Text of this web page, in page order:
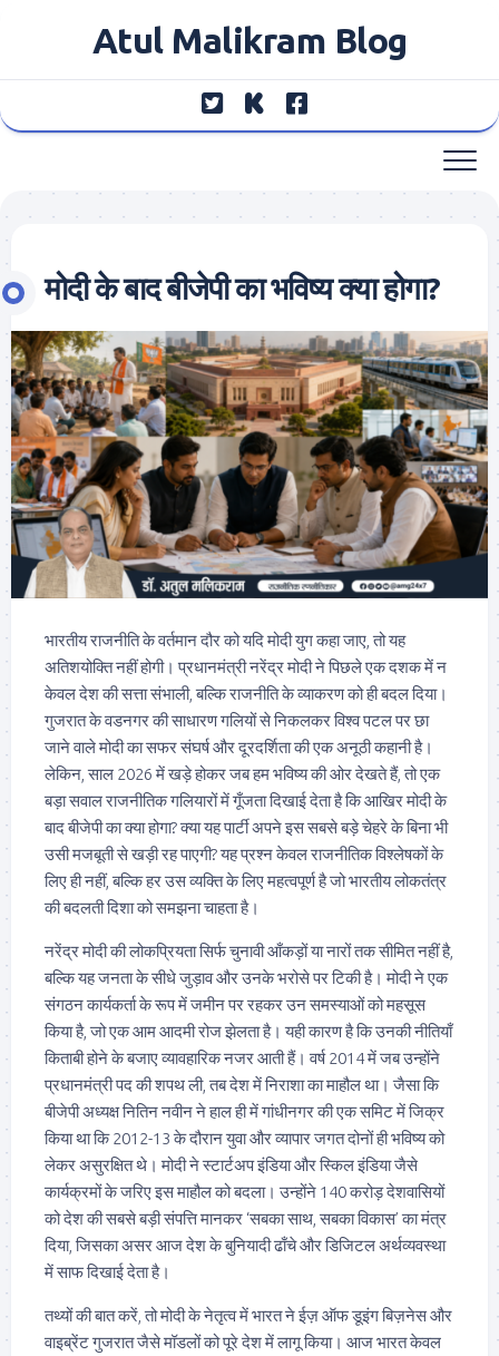
Atul Malikram Blog
मोदी के बाद बीजेपी का भविष्य क्या होगा?
भारतीय राजनीति के वर्तमान दौर को यदि मोदी युग कहा जाए, तो यह
अतिशयोक्ति नहीं होगी। प्रधानमंत्री नरेंद्र मोदी ने पिछले एक दशक में न
केवल देश की सत्ता संभाली, बल्कि राजनीति के व्याकरण को ही बदल दिया।
गुजरात के वडनगर की साधारण गलियों से निकलकर विश्व पटल पर छा
जाने वाले मोदी का सफर संघर्ष और दूरदर्शिता की एक अनूठी कहानी है।
लेकिन, साल 2026 में खड़े होकर जब हम भविष्य की ओर देखते हैं, तो एक
बड़ा सवाल राजनीतिक गलियारों में गूँजता दिखाई देता है कि आखिर मोदी के
बाद बीजेपी का क्या होगा? क्या यह पार्टी अपने इस सबसे बड़े चेहरे के बिना भी
उसी मजबूती से खड़ी रह पाएगी? यह प्रश्न केवल राजनीतिक विश्लेषकों के
लिए ही नहीं, बल्कि हर उस व्यक्ति के लिए महत्वपूर्ण है जो भारतीय लोकतंत्र
की बदलती दिशा को समझना चाहता है।
नरेंद्र मोदी की लोकप्रियता सिर्फ चुनावी आँकड़ों या नारों तक सीमित नहीं है,
बल्कि यह जनता के सीधे जुड़ाव और उनके भरोसे पर टिकी है। मोदी ने एक
संगठन कार्यकर्ता के रूप में जमीन पर रहकर उन समस्याओं को महसूस
किया है, जो एक आम आदमी रोज झेलता है। यही कारण है कि उनकी नीतियाँ
किताबी होने के बजाए व्यावहारिक नजर आती हैं। वर्ष 2014 में जब उन्होंने
प्रधानमंत्री पद की शपथ ली, तब देश में निराशा का माहौल था। जैसा कि
बीजेपी अध्यक्ष नितिन नवीन ने हाल ही में गांधीनगर की एक समिट में जिक्र
किया था कि 2012-13 के दौरान युवा और व्यापार जगत दोनों ही भविष्य को
लेकर असुरक्षित थे। मोदी ने स्टार्टअप इंडिया और स्किल इंडिया जैसे
कार्यक्रमों के जरिए इस माहौल को बदला। उन्होंने 140 करोड़ देशवासियों
को देश की सबसे बड़ी संपत्ति मानकर ‘सबका साथ, सबका विकास’ का मंत्र
दिया, जिसका असर आज देश के बुनियादी ढाँचे और डिजिटल अर्थव्यवस्था
में साफ दिखाई देता है।
तथ्यों की बात करें, तो मोदी के नेतृत्व में भारत ने ईज़ ऑफ डूइंग बिज़नेस और
वाइब्रेंट गुजरात जैसे मॉडलों को पूरे देश में लागू किया। आज भारत केवल